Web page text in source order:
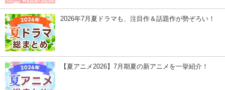
2026年7月夏ドラマも、注目作＆話題作が勢ぞろい！
【夏アニメ2026】7月期夏の新アニメを一挙紹介！